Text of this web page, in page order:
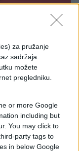
za pružanje
sadržaja.
možete
pregledniku.
or more Google
including but
You may click to
party tags to
in below Google
imaju XY
proizvode
organi i
odnosno
da je to
hormone i da
testosterona